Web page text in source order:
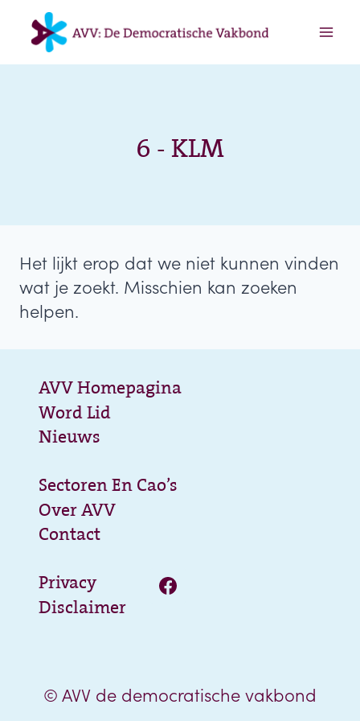
Doorgaan
naar
inhoud
6 - KLM
Het lijkt erop dat we niet kunnen vinden
wat je zoekt. Misschien kan zoeken
helpen.
AVV Homepagina
Word Lid
Nieuws
Sectoren En Cao’s
Over AVV
Contact
Privacy
Disclaimer
© AVV de democratische vakbond